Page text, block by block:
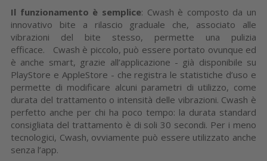
Il funzionamento è semplice: Cwash è composto da un
innovativo bite a rilascio graduale che, associato alle
vibrazioni del bite stesso, permette una pulizia
efficace. Cwash è piccolo, può essere portato ovunque ed
è anche smart, grazie all’applicazione - già disponibile su
PlayStore e AppleStore - che registra le statistiche d’uso e
permette di modificare alcuni parametri di utilizzo, come
durata del trattamento o intensità delle vibrazioni. Cwash è
perfetto anche per chi ha poco tempo: la durata standard
consigliata del trattamento è di soli 30 secondi. Per i meno
tecnologici, Cwash, ovviamente può essere utilizzato anche
senza l’app.